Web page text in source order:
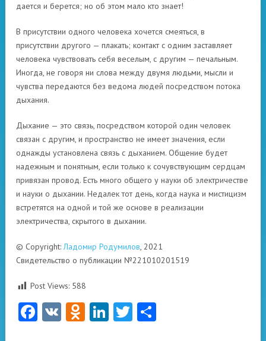
дается и берется; но об этом мало кто знает!
В присутствии одного человека хочется смеяться, в
присутствии другого — плакать; контакт с одним заставляет
человека чувствовать себя веселым, с другим — печальным.
Иногда, не говоря ни слова между двумя людьми, мысли и
чувства передаются без ведома людей посредством потока
дыхания.
Дыхание — это связь, посредством которой один человек
связан с другим, и пространство не имеет значения, если
однажды установлена ​​связь с дыханием. Общение будет
надежным и понятным, если только к сочувствующим сердцам
привязан провод. Есть много общего у науки об электричестве
и науки о дыхании. Недалек тот день, когда наука и мистицизм
встретятся на одной и той же основе в реализации
электричества, скрытого в дыхании.
© Copyright:Ладомир Родумилов, 2021
Свидетельство о публикации №221010201519
Post Views: 588
Facebook
VK Odnoklassniki
LinkedIn
Twitter